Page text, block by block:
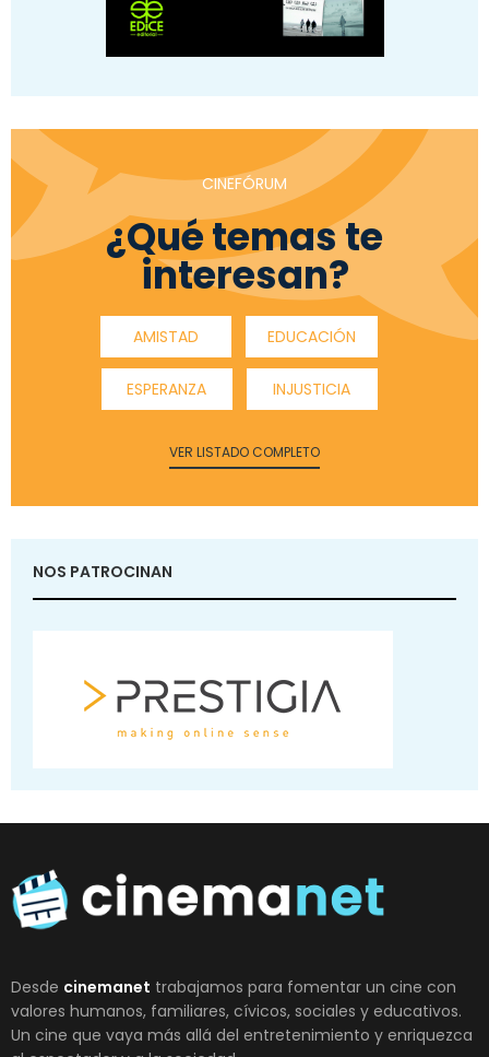
CINEFÓRUM
¿Qué temas te
interesan?
AMISTAD EDUCACIÓN
ESPERANZA INJUSTICIA
VER LISTADO COMPLETO
NOS PATROCINAN
Desde cinemanet trabajamos para fomentar un cine con
valores humanos, familiares, cívicos, sociales y educativos.
Un cine que vaya más allá del entretenimiento y enriquezca